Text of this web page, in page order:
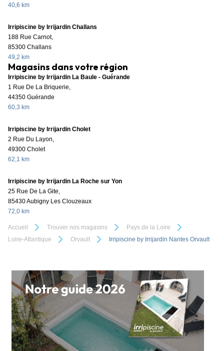
40,6 km
Irripiscine by Irrijardin Challans
188 Rue Carnot,
85300 Challans
49,2 km
Magasins dans votre région
Irripiscine by Irrijardin La Baule - Guérande
1 Rue De La Briquerie,
44350 Guérande
60,3 km
Irripiscine by Irrijardin Cholet
2 Rue Du Layon,
49300 Cholet
62,1 km
Irripiscine by Irrijardin La Roche sur Yon
25 Rue De La Gite,
85430 Aubigny Les Clouzeaux
72,0 km
Accueil Trouver nos magasins
Pays de la Loire
Loire-Atlantique
Orvault Irripiscine by Irrijardin Nantes Orvault